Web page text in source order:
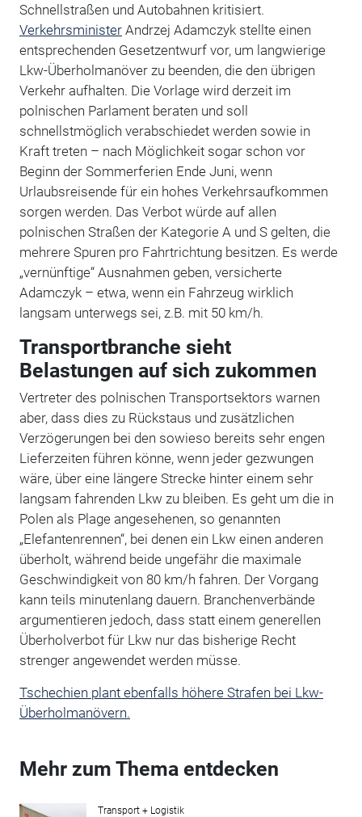
Schnellstraßen und Autobahnen kritisiert.
VerkehrsministerAndrzej Adamczyk stellte einen
entsprechenden Gesetzentwurf vor, um langwierige
Lkw-Überholmanöver zu beenden, die den übrigen
Verkehr aufhalten. Die Vorlage wird derzeit im
polnischen Parlament beraten und soll
schnellstmöglich verabschiedet werden sowie in
Kraft treten – nach Möglichkeit sogar schon vor
Beginn der Sommerferien Ende Juni, wenn
Urlaubsreisende für ein hohes Verkehrsaufkommen
sorgen werden. Das Verbot würde auf allen
polnischen Straßen der Kategorie A und S gelten, die
mehrere Spuren pro Fahrtrichtung besitzen. Es werde
„vernünftige“ Ausnahmen geben, versicherte
Adamczyk – etwa, wenn ein Fahrzeug wirklich
langsam unterwegs sei, z.B. mit 50 km/h.
Transportbranche sieht
Belastungen auf sich zukommen
Vertreter des polnischen Transportsektors warnen
aber, dass dies zu Rückstaus und zusätzlichen
Verzögerungen bei den sowieso bereits sehr engen
Lieferzeiten führen könne, wenn jeder gezwungen
wäre, über eine längere Strecke hinter einem sehr
langsam fahrenden Lkw zu bleiben. Es geht um die in
Polen als Plage angesehenen, so genannten
„Elefantenrennen“, bei denen ein Lkw einen anderen
überholt, während beide ungefähr die maximale
Geschwindigkeit von 80 km/h fahren. Der Vorgang
kann teils minutenlang dauern. Branchenverbände
argumentieren jedoch, dass statt einem generellen
Überholverbot für Lkw nur das bisherige Recht
strenger angewendet werden müsse.
Tschechien plant ebenfalls höhere Strafen bei Lkw-
Überholmanövern.
Mehr zum Thema entdecken
Transport + Logistik